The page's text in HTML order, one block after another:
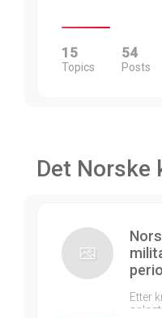
15
Topics
54
Posts
Det
Etter